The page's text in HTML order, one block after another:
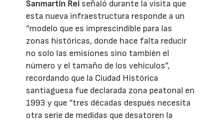
Sanmartín Rei señaló durante la visita que
esta nueva infraestructura responde a un
“modelo que es imprescindible para las
zonas históricas, donde hace falta reducir
no solo las emisiones sino también el
número y el tamaño de los vehículos”,
recordando que la Ciudad Histórica
santiaguesa fue declarada zona peatonal en
1993 y que “tres décadas después necesita
otra serie de medidas que desatoren la